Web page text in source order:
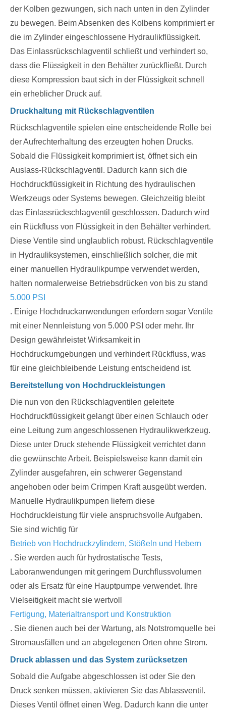
der Kolben gezwungen, sich nach unten in den Zylinder
zu bewegen. Beim Absenken des Kolbens komprimiert er
die im Zylinder eingeschlossene Hydraulikflüssigkeit.
Das Einlassrückschlagventil schließt und verhindert so,
dass die Flüssigkeit in den Behälter zurückfließt. Durch
diese Kompression baut sich in der Flüssigkeit schnell
ein erheblicher Druck auf.
Druckhaltung mit Rückschlagventilen
Rückschlagventile spielen eine entscheidende Rolle bei
der Aufrechterhaltung des erzeugten hohen Drucks.
Sobald die Flüssigkeit komprimiert ist, öffnet sich ein
Auslass-Rückschlagventil. Dadurch kann sich die
Hochdruckflüssigkeit in Richtung des hydraulischen
Werkzeugs oder Systems bewegen. Gleichzeitig bleibt
das Einlassrückschlagventil geschlossen. Dadurch wird
ein Rückfluss von Flüssigkeit in den Behälter verhindert.
Diese Ventile sind unglaublich robust. Rückschlagventile
in Hydrauliksystemen, einschließlich solcher, die mit
einer manuellen Hydraulikpumpe verwendet werden,
halten normalerweise Betriebsdrücken von bis zu stand
5.000 PSI
. Einige Hochdruckanwendungen erfordern sogar Ventile
mit einer Nennleistung von 5.000 PSI oder mehr. Ihr
Design gewährleistet Wirksamkeit in
Hochdruckumgebungen und verhindert Rückfluss, was
für eine gleichbleibende Leistung entscheidend ist.
Bereitstellung von Hochdruckleistungen
Die nun von den Rückschlagventilen geleitete
Hochdruckflüssigkeit gelangt über einen Schlauch oder
eine Leitung zum angeschlossenen Hydraulikwerkzeug.
Diese unter Druck stehende Flüssigkeit verrichtet dann
die gewünschte Arbeit. Beispielsweise kann damit ein
Zylinder ausgefahren, ein schwerer Gegenstand
angehoben oder beim Crimpen Kraft ausgeübt werden.
Manuelle Hydraulikpumpen liefern diese
Hochdruckleistung für viele anspruchsvolle Aufgaben.
Sie sind wichtig für
Betrieb von Hochdruckzylindern, Stößeln und Hebern
. Sie werden auch für hydrostatische Tests,
Laboranwendungen mit geringem Durchflussvolumen
oder als Ersatz für eine Hauptpumpe verwendet. Ihre
Vielseitigkeit macht sie wertvoll
Fertigung, Materialtransport und Konstruktion
. Sie dienen auch bei der Wartung, als Notstromquelle bei
Stromausfällen und an abgelegenen Orten ohne Strom.
Druck ablassen und das System zurücksetzen
Sobald die Aufgabe abgeschlossen ist oder Sie den
Druck senken müssen, aktivieren Sie das Ablassventil.
Dieses Ventil öffnet einen Weg. Dadurch kann die unter